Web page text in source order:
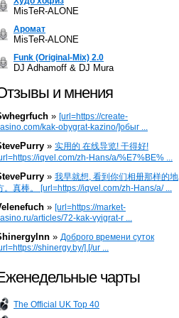
MisTeR-ALONE
Аромат
MisTeR-ALONE
Funk (Original-Mix) 2.0
DJ Adhamoff & DJ Mura
и мнения
» [url=https://create-
kak-obygrat-kazino/]обыг ...
» 实用的 在线导览! 干得好!
iqvel.com/zh-Hans/a/%E7%BE% ...
» 我早就想, 看到你们相册那样的地
。真棒。 [url=https://iqvel.com/zh-Hans/a/ ...
» [url=https://market-
articles/72-kak-vyigrat-r ...
» Доброго времени суток
shinergy.by/].[/ur ...
чарты
The Official UK Top 40